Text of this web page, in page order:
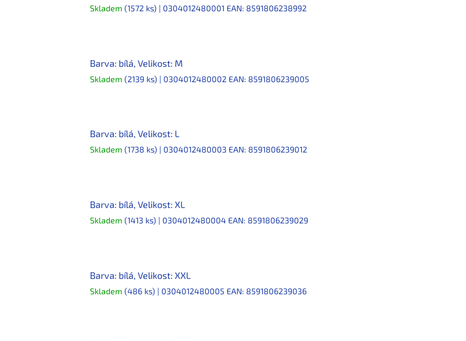
Skladem (1572 ks) | 0304012480001 EAN: 8591806238992
Barva: bílá, Velikost: M
Skladem (2139 ks) | 0304012480002 EAN: 8591806239005
Barva: bílá, Velikost: L
Skladem (1738 ks) | 0304012480003 EAN: 8591806239012
Barva: bílá, Velikost: XL
Skladem (1413 ks) | 0304012480004 EAN: 8591806239029
Barva: bílá, Velikost: XXL
Skladem (486 ks) | 0304012480005 EAN: 8591806239036